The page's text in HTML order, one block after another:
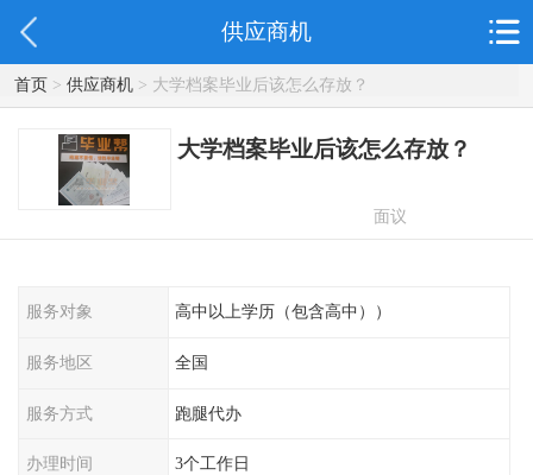
供应商机
首页> 供应商机> 大学档案毕业后该怎么存放？
大学档案毕业后该怎么存放？
面议
服务对象 高中以上学历（包含高中））
服务地区 全国
服务方式 跑腿代办
办理时间 3个工作日